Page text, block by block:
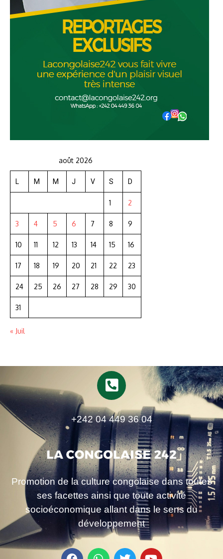
août 2026
L M M J V S D
1 2
3 4 5 6 7 8 9
10 11 12 13 14 15 16
17 18 19 20 21 22 23
24 25 26 27 28 29 30
31
« Juil
+242 04 449 36 04
Promotion de la culture congolaise dans toutes
ses facettes ainsi que toute activité
socioéconomique allant dans le sens du
développement